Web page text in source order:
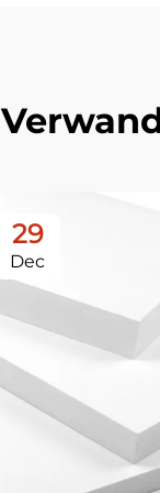
29
Dec